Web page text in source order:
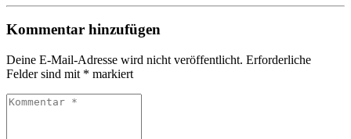
Kommentar hinzufügen
Deine E-Mail-Adresse wird nicht veröffentlicht. Erforderliche
Felder sind mit * markiert
Kommentar